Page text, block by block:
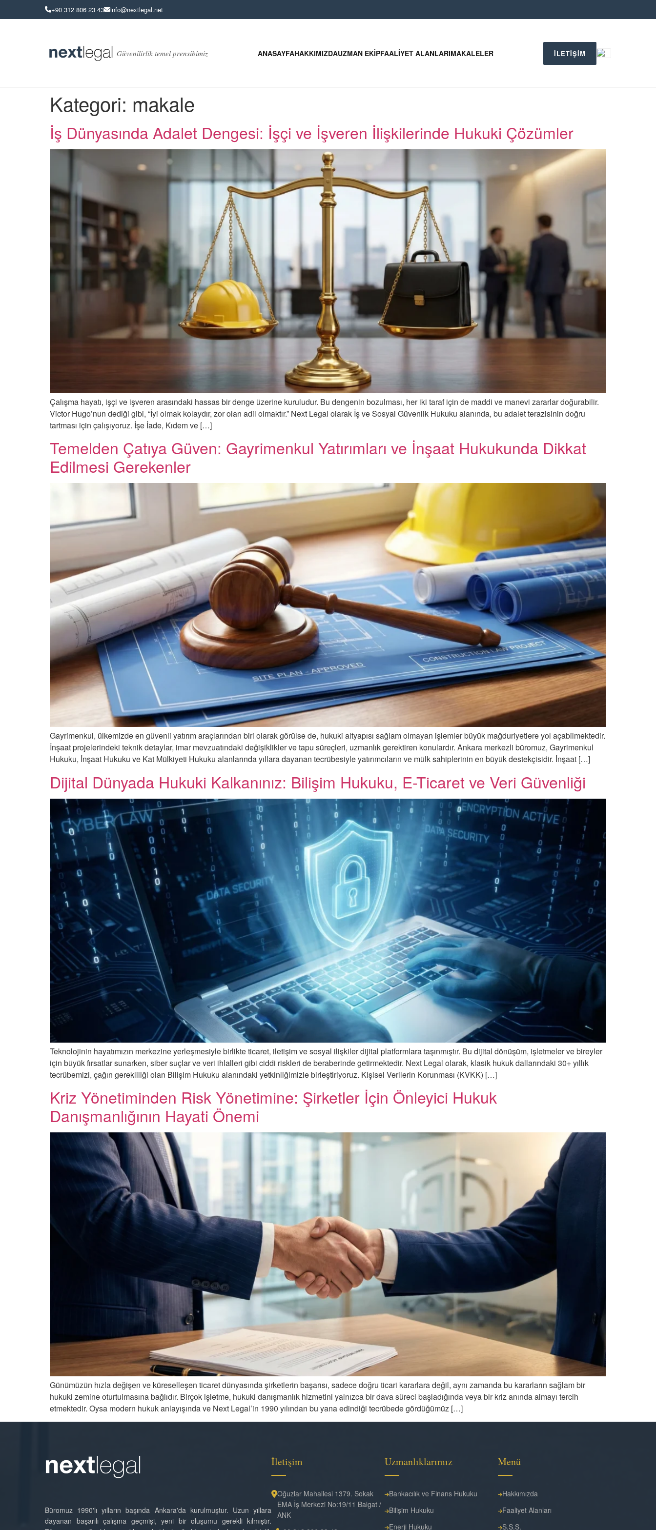
+90 312 806 23 43 info@nextlegal.net
Güvenilirlik temel prensibimiz ANASAYFAHAKKIMIZDAUZMAN EKIPFAALIYET ALANLARIMAKALELER İLETİŞİM
Kategori: makale
İş Dünyasında Adalet Dengesi: İşçi ve İşveren İlişkilerinde Hukuki Çözümler
Çalışma hayatı, işçi ve işveren arasındaki hassas bir denge üzerine kuruludur. Bu dengenin bozulması, her iki taraf için de maddi ve manevi zararlar doğurabilir.
Victor Hugo’nun dediği gibi, “İyi olmak kolaydır, zor olan adil olmaktır.” Next Legal olarak İş ve Sosyal Güvenlik Hukuku alanında, bu adalet terazisinin doğru
tartması için çalışıyoruz. İşe İade, Kıdem ve […]
Temelden Çatıya Güven: Gayrimenkul Yatırımları ve İnşaat Hukukunda Dikkat
Edilmesi Gerekenler
Gayrimenkul, ülkemizde en güvenli yatırım araçlarından biri olarak görülse de, hukuki altyapısı sağlam olmayan işlemler büyük mağduriyetlere yol açabilmektedir.
İnşaat projelerindeki teknik detaylar, imar mevzuatındaki değişiklikler ve tapu süreçleri, uzmanlık gerektiren konulardır. Ankara merkezli büromuz, Gayrimenkul
Hukuku, İnşaat Hukuku ve Kat Mülkiyeti Hukuku alanlarında yıllara dayanan tecrübesiyle yatırımcıların ve mülk sahiplerinin en büyük destekçisidir. İnşaat […]
Dijital Dünyada Hukuki Kalkanınız: Bilişim Hukuku, E-Ticaret ve Veri Güvenliği
Teknolojinin hayatımızın merkezine yerleşmesiyle birlikte ticaret, iletişim ve sosyal ilişkiler dijital platformlara taşınmıştır. Bu dijital dönüşüm, işletmeler ve bireyler
için büyük fırsatlar sunarken, siber suçlar ve veri ihlalleri gibi ciddi riskleri de beraberinde getirmektedir. Next Legal olarak, klasik hukuk dallarındaki 30+ yıllık
tecrübemizi, çağın gerekliliği olan Bilişim Hukuku alanındaki yetkinliğimizle birleştiriyoruz. Kişisel Verilerin Korunması (KVKK) […]
Kriz Yönetiminden Risk Yönetimine: Şirketler İçin Önleyici Hukuk
Danışmanlığının Hayati Önemi
Günümüzün hızla değişen ve küreselleşen ticaret dünyasında şirketlerin başarısı, sadece doğru ticari kararlara değil, aynı zamanda bu kararların sağlam bir
hukuki zemine oturtulmasına bağlıdır. Birçok işletme, hukuki danışmanlık hizmetini yalnızca bir dava süreci başladığında veya bir kriz anında almayı tercih
etmektedir. Oysa modern hukuk anlayışında ve Next Legal’in 1990 yılından bu yana edindiği tecrübede gördüğümüz […]
Büromuz 1990'lı yılların başında Ankara'da kurulmuştur. Uzun yıllara
dayanan başarılı çalışma geçmişi, yeni bir oluşumu gerekli kılmıştır.
İletişim
Oğuzlar Mahallesi 1379. Sokak
EMA İş Merkezi No:19/11 Balgat /
ANK
Uzmanlıklarımız
Bankacılık ve Finans Hukuku
Bilişim Hukuku
Enerji Hukuku
Menü
Hakkımızda
Faaliyet Alanları
S.S.S.